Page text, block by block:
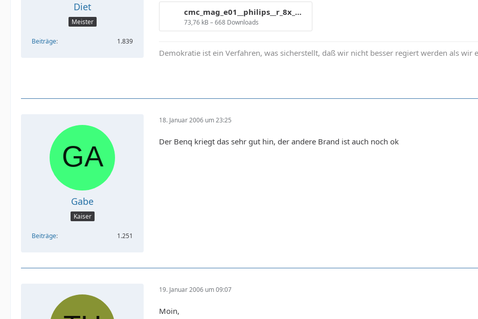
Diet
Meister
Beiträge 1.839
cmc_mag_e01__philips__r_8x_mp__amaz1-3___8x_299.gif
73,76 kB – 668 Downloads
Demokratie ist ein Verfahren, was sicherstellt, daß wir nicht besser regiert werden als wir
Gabe
Kaiser
Beiträge 1.251
18. Januar 2006 um 23:25
Der Benq kriegt das sehr gut hin, der andere Brand ist auch noch ok
19. Januar 2006 um 09:07
Moin,